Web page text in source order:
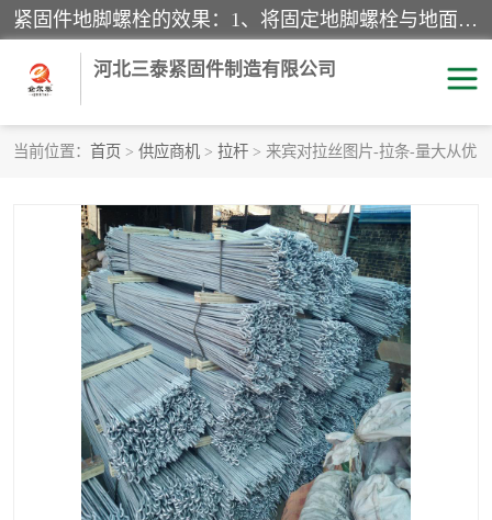
紧固件地脚螺栓的效果：1、将固定地脚螺栓与地面用水泥等物品灌溉在一起，可用来固定较小振荡和冲击的设备。2、活动地脚是一种可拆卸的地脚螺栓，可以固定有激烈振荡和冲击的大型机器设备。3、胀锚地脚螺栓用于固定比较简略且重量轻的设备，辅佐设备长期处于静止状态下。4、粘接地脚螺栓为一种使用广泛且常见的设备，它也是用来固定简略设备的小件。
河北三泰紧固件制造有限公司
当前位置： 首页 > 供应商机 > 拉杆 > 来宾对拉丝图片-拉条-量大从优
拉杆
悬挑梁拉杆
高强度